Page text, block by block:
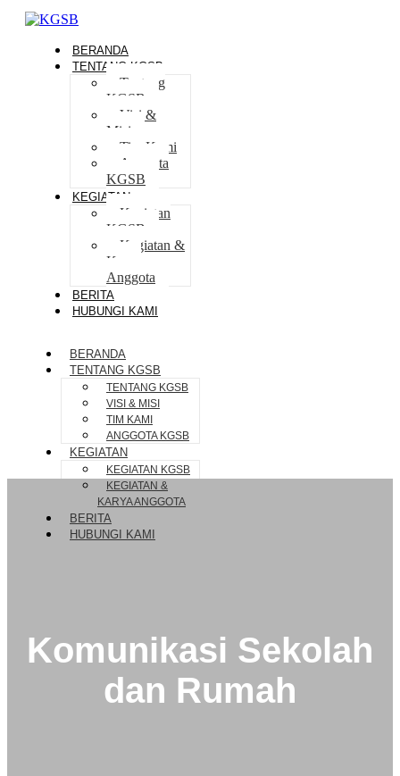
BERANDA
TENTANG KGSB
Tentang
KGSB
Visi &
Misi
Tim Kami
Anggota
KGSB
KEGIATAN
Kegiatan
KGSB
Kegiatan &
Karya
Anggota
BERITA
HUBUNGI KAMI
BERANDA
TENTANG KGSB
TENTANG KGSB
VISI & MISI
TIM KAMI
ANGGOTA KGSB
KEGIATAN
KEGIATAN KGSB
KEGIATAN &
KARYA ANGGOTA
BERITA
HUBUNGI KAMI
Komunikasi Sekolah
dan Rumah